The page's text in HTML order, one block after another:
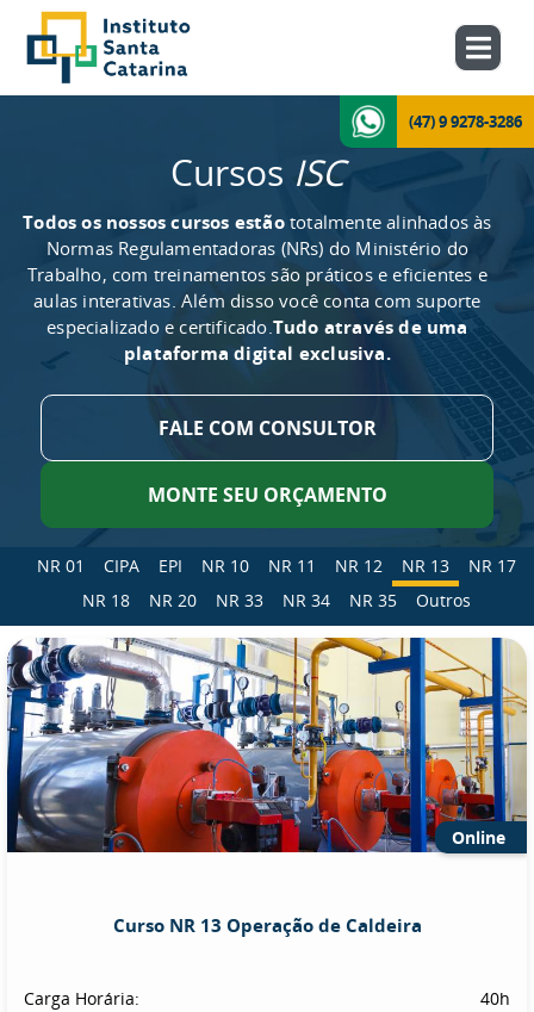
(47) 9 9278-3286
Cursos ISC
Todos os nossos cursos estãototalmente alinhados às
Normas Regulamentadoras (NRs) do Ministério do
Trabalho, com treinamentos são práticos e eficientes e
aulas interativas. Além disso você conta com suporte
especializado e certificado.Tudo através de uma
plataforma digital exclusiva.
FALE COM CONSULTOR
MONTE SEU ORÇAMENTO
NR 01 CIPA EPI NR 10 NR 11 NR 12 NR 13
NR 17
NR 18
NR 20 NR 33 NR 34 NR 35 Outros
Online
Curso NR 13 Operação de Caldeira
Carga Horária:
40h